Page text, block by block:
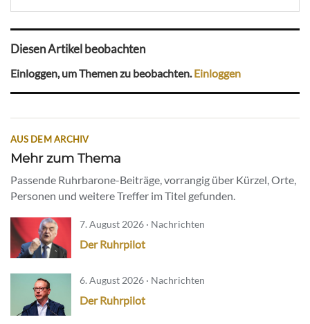
Diesen Artikel beobachten
Einloggen, um Themen zu beobachten.Einloggen
AUS DEM ARCHIV
Mehr zum Thema
Passende Ruhrbarone-Beiträge, vorrangig über Kürzel, Orte,
Personen und weitere Treffer im Titel gefunden.
7. August 2026 · Nachrichten
Der Ruhrpilot
6. August 2026 · Nachrichten
Der Ruhrpilot